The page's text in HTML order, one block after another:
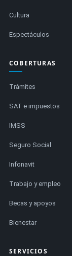
Cultura
Espectáculos
COBERTURAS
Trámites
SAT e impuestos
IMSS
Seguro Social
Infonavit
Trabajo y empleo
Becas y apoyos
Bienestar
SERVICIOS